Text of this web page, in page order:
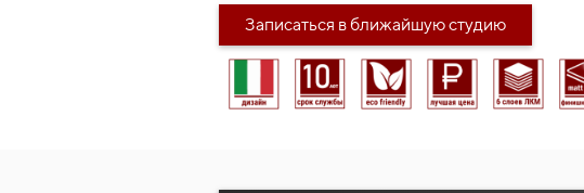
Записаться в ближайшую студию